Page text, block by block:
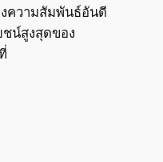
ความสัมพันธ์อันดี
ชน์สูงสุดของ